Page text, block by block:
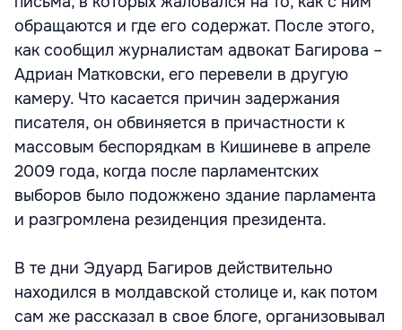
обращаются и где его содержат. После этого,
как сообщил журналистам адвокат Багирова –
Адриан Матковски, его перевели в другую
камеру. Что касается причин задержания
писателя, он обвиняется в причастности к
массовым беспорядкам в Кишиневе в апреле
2009 года, когда после парламентских
выборов было подожжено здание парламента
и разгромлена резиденция президента.
В те дни Эдуард Багиров действительно
находился в молдавской столице и, как потом
сам же рассказал в свое блоге, организовывал